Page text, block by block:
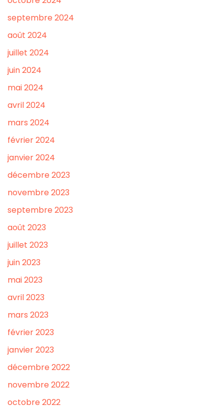
septembre 2024
août 2024
juillet 2024
juin 2024
mai 2024
avril 2024
mars 2024
février 2024
janvier 2024
décembre 2023
novembre 2023
septembre 2023
août 2023
juillet 2023
juin 2023
mai 2023
avril 2023
mars 2023
février 2023
janvier 2023
décembre 2022
novembre 2022
octobre 2022